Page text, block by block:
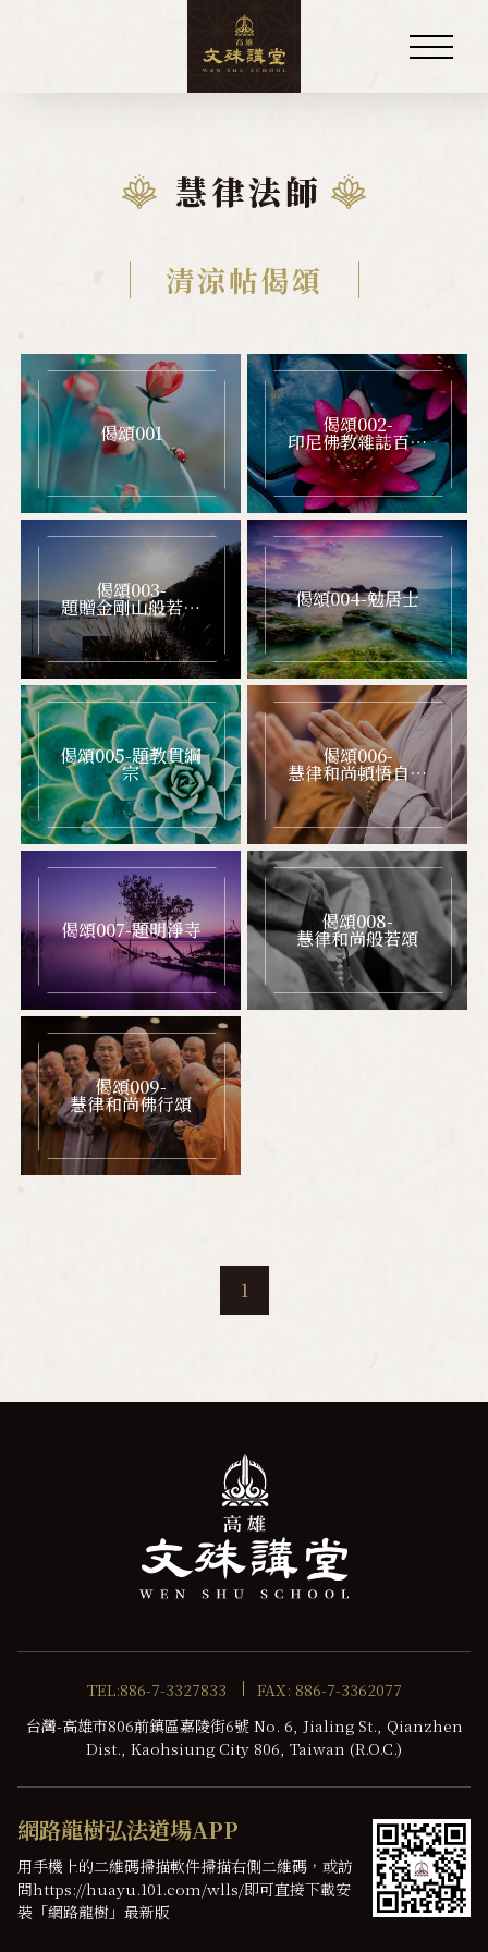
慧律法師
弘法事略
清涼帖
相簿
講堂訊息
佛學教室
資料下載
影音專區
發心護持
聯絡我們
慧律法師
清涼帖偈頌
偈頌001 偈頌002-
印尼佛教雜誌百期
誌慶
偈頌003-
題贈金剛山般若學
苑修印法師
偈頌004-勉居士
偈頌005-題教貫綱
宗
偈頌006-
慧律和尚頓悟自性
偈頌
偈頌007-題明淨寺 偈頌008-
慧律和尚般若頌
偈頌009-
慧律和尚佛行頌
1
TEL:886-7-3327833
FAX: 886-7-3362077
台灣-高雄市806前鎮區嘉陵街6號 No. 6, Jialing St., Qianzhen
Dist., Kaohsiung City 806, Taiwan (R.O.C.)
網路龍樹弘法道場APP
用手機上的二維碼掃描軟件掃描右側二維碼，或訪
問https://huayu.101.com/wlls/即可直接下載安
裝「網路龍樹」最新版